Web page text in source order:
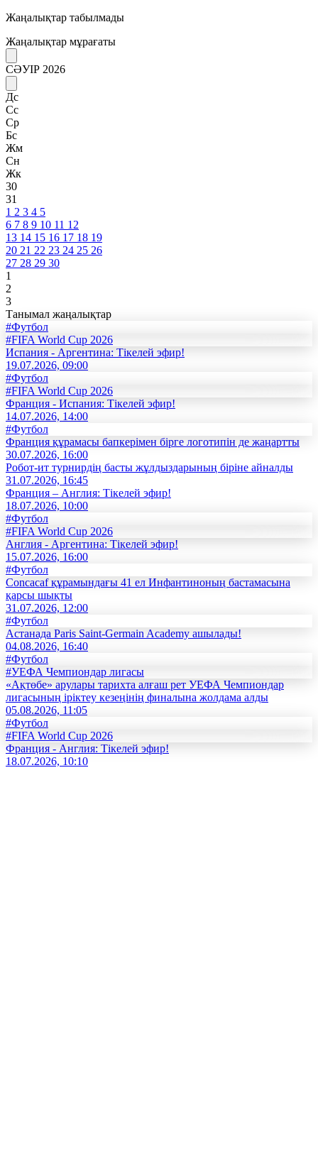
Жаңалықтар табылмады
Жаңалықтар мұрағаты
СӘУІР 2026
Дс
Сс
Ср
Бс
Жм
Сн
Жк
30
31
1 2 3 4 5
6 7 8 9 10 11 12
13 14 15 16 17 18 19
20 21 22 23 24 25 26
27 28 29 30
1
2
3
Танымал жаңалықтар
#Футбол
#FIFA World Cup 2026
Испания - Аргентина: Тікелей эфир!
19.07.2026, 09:00
#Футбол
#FIFA World Cup 2026
Франция - Испания: Тікелей эфир!
14.07.2026, 14:00
#Футбол
Франция құрамасы бапкерімен бірге логотипін де жаңартты
30.07.2026, 16:00
Робот-ит турнирдің басты жұлдыздарының біріне айналды
31.07.2026, 16:45
Франция – Англия: Тікелей эфир!
18.07.2026, 10:00
#Футбол
#FIFA World Cup 2026
Англия - Аргентина: Тікелей эфир!
15.07.2026, 16:00
#Футбол
Concacaf құрамындағы 41 ел Инфантиноның бастамасына
қарсы шықты
31.07.2026, 12:00
#Футбол
Астанада Paris Saint-Germain Academy ашылады!
04.08.2026, 16:40
#Футбол
#УЕФА Чемпиондар лигасы
«Ақтөбе» арулары тарихта алғаш рет УЕФА Чемпиондар
лигасының іріктеу кезеңінің финалына жолдама алды
05.08.2026, 11:05
#Футбол
#FIFA World Cup 2026
Франция - Англия: Тікелей эфир!
18.07.2026, 10:10